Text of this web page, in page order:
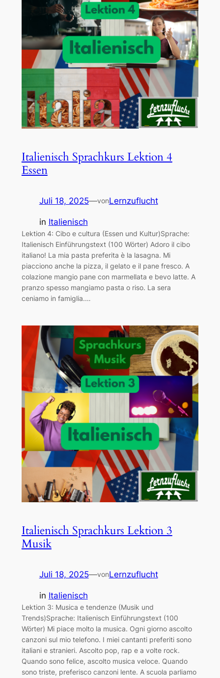
Italienisch Sprachkurs Lektion 4
Essen
Juli 18, 2025—vonLernzuflucht
in Italienisch
Lektion 4: Cibo e cultura (Essen und Kultur)Sprache:
Italienisch Einführungstext (100 Wörter) Adoro il cibo
italiano! La mia pasta preferita è la lasagna. Mi
piacciono anche la pizza, il gelato e il pane fresco. A
colazione mangio pane con marmellata e bevo latte. A
pranzo spesso mangiamo pasta o riso. La sera
ceniamo in famiglia.…
Italienisch Sprachkurs Lektion 3
Musik
Juli 18, 2025—vonLernzuflucht
in Italienisch
Lektion 3: Musica e tendenze (Musik und
Trends)Sprache: Italienisch Einführungstext (100
Wörter) Mi piace molto la musica. Ogni giorno ascolto
canzoni sul mio telefono. I miei cantanti preferiti sono
italiani e stranieri. Ascolto pop, rap e a volte rock.
Quando sono felice, ascolto musica veloce. Quando
sono triste, preferisco canzoni lente. A scuola parliamo